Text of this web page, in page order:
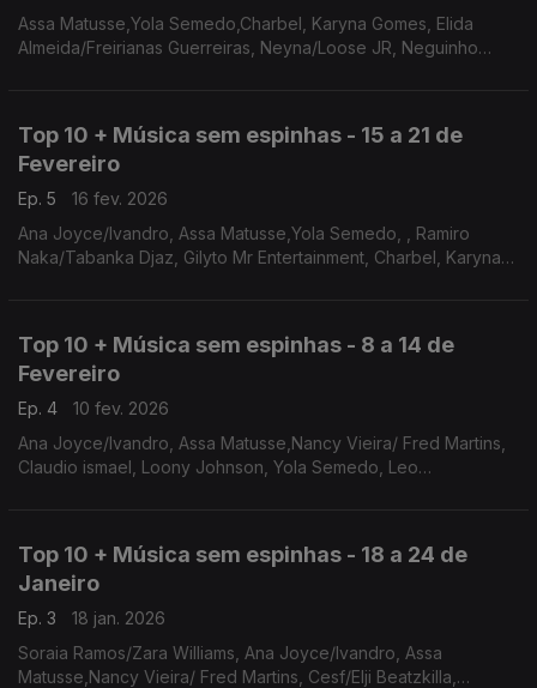
Assa Matusse,Yola Semedo,Charbel, Karyna Gomes, Elida
Almeida/Freirianas Guerreiras, Neyna/Loose JR, Neguinho
Top 10 + Música sem espinhas - 15 a 21 de
Fevereiro
Ep. 5
16 fev. 2026
Ana Joyce/Ivandro, Assa Matusse,Yola Semedo, , Ramiro
Naka/Tabanka Djaz, Gilyto Mr Entertainment, Charbel, Karyna
Top 10 + Música sem espinhas - 8 a 14 de
Fevereiro
Ep. 4
10 fev. 2026
Ana Joyce/Ivandro, Assa Matusse,Nancy Vieira/ Fred Martins,
Claudio ismael, Loony Johnson, Yola Semedo, Leo
Top 10 + Música sem espinhas - 18 a 24 de
Janeiro
Ep. 3
18 jan. 2026
Soraia Ramos/Zara Williams, Ana Joyce/Ivandro, Assa
Matusse,Nancy Vieira/ Fred Martins, Cesf/Elji Beatzkilla,